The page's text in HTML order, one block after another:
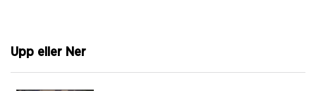
Upp eller Ner